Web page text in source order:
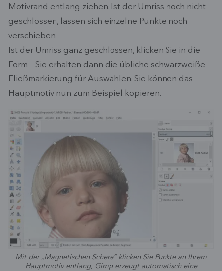
Motivrand entlang ziehen. Ist der Umriss noch nicht
geschlossen, lassen sich einzelne Punkte noch
verschieben.
Ist der Umriss ganz geschlossen, klicken Sie in die
Form – Sie erhalten dann die übliche schwarzweiße
Fließmarkierung für Auswahlen. Sie können das
Hauptmotiv nun zum Beispiel kopieren.
Mit der „Magnetischen Schere“ klicken Sie Punkte an Ihrem
Hauptmotiv entlang, Gimp erzeugt automatisch eine